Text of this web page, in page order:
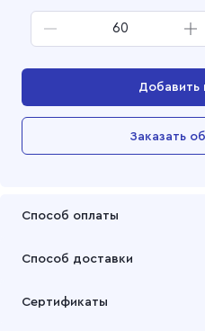
Добавить
Перейти
Заказать
Способ оплаты
Способ доставки
наших складов или через
Сертификаты